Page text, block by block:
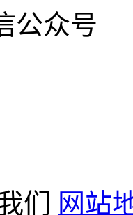
公众号
们
网站